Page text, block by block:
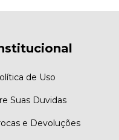
de Uso
Suas Duvidas
e Devoluções